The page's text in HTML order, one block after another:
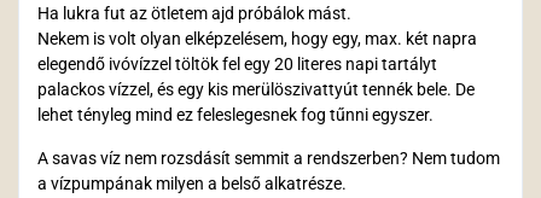
Ha lukra fut az ötletem ajd próbálok mást.
Nekem is volt olyan elképzelésem, hogy egy, max. két napra
elegendő ivóvízzel töltök fel egy 20 literes napi tartályt
palackos vízzel, és egy kis merülöszivattyút tennék bele. De
lehet tényleg mind ez feleslegesnek fog tűnni egyszer.
A savas víz nem rozsdásít semmit a rendszerben? Nem tudom
a vízpumpának milyen a belső alkatrésze.